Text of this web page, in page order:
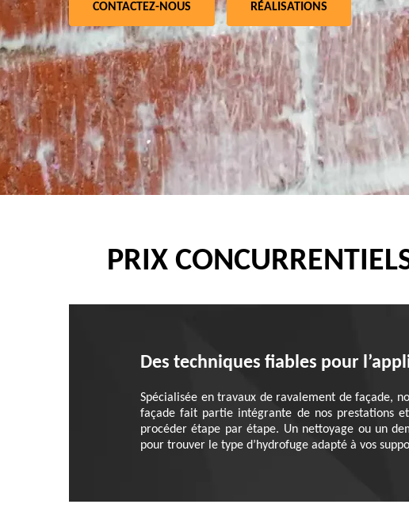
CONTACTEZ-NOUS RÉALISATIONS
PRIX
Des techniques fiables pour
Spécialisée en travaux de ravalement de façade,
façade fait partie intégrante de nos prestations
procéder étape par étape. Un nettoyage ou un
pour trouver le type d’hydrofuge adapté à vos